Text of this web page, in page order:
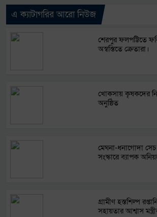
এ ক্যাটাগরির আরো নিউজ
শেরপুর ফলপট্টিতে
অস্বস্তিতে ক্রেতারা।
খোকসায় কৃষকদের
অনুষ্ঠিত
মেঘনা-ধনাগোদা
সংস্কারে ব্যাপক
গ্রামীণ হস্তশিল্প
সহায়তার আশ্বাস